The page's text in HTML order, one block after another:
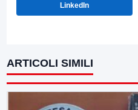
LinkedIn
ARTICOLI SIMILI